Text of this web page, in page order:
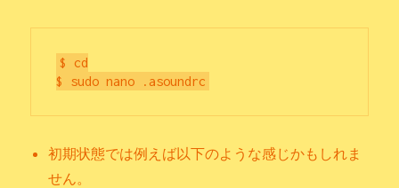
$ cd
初期状態では例えば以下のような感じかもしれま
せん。